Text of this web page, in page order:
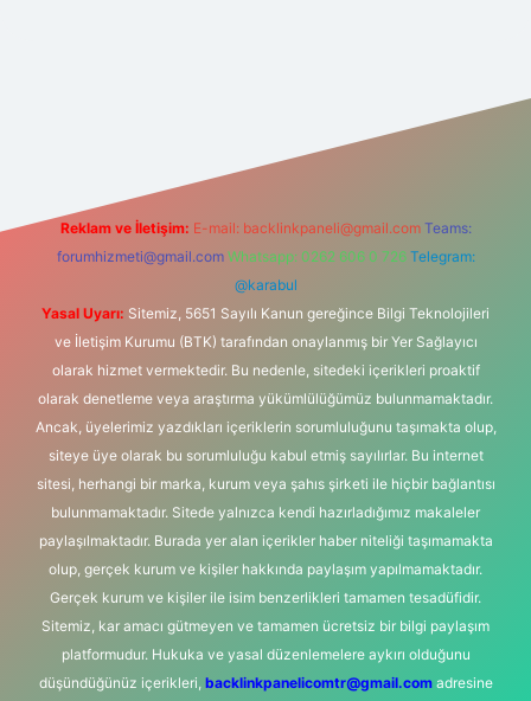
Reklam ve İletişim: E-mail: backlinkpaneli@gmail.com Teams:
forumhizmeti@gmail.com Whatsapp: 0262 606 0 726 Telegram:
@karabul
Yasal Uyarı: Sitemiz, 5651 Sayılı Kanun gereğince Bilgi Teknolojileri
ve İletişim Kurumu (BTK) tarafından onaylanmış bir Yer Sağlayıcı
olarak hizmet vermektedir. Bu nedenle, sitedeki içerikleri proaktif
olarak denetleme veya araştırma yükümlülüğümüz bulunmamaktadır.
Ancak, üyelerimiz yazdıkları içeriklerin sorumluluğunu taşımakta olup,
siteye üye olarak bu sorumluluğu kabul etmiş sayılırlar. Bu internet
sitesi, herhangi bir marka, kurum veya şahıs şirketi ile hiçbir bağlantısı
bulunmamaktadır. Sitede yalnızca kendi hazırladığımız makaleler
paylaşılmaktadır. Burada yer alan içerikler haber niteliği taşımamakta
olup, gerçek kurum ve kişiler hakkında paylaşım yapılmamaktadır.
Gerçek kurum ve kişiler ile isim benzerlikleri tamamen tesadüfidir.
Sitemiz, kar amacı gütmeyen ve tamamen ücretsiz bir bilgi paylaşım
platformudur. Hukuka ve yasal düzenlemelere aykırı olduğunu
düşündüğünüz içerikleri, backlinkpanelicomtr@gmail.comadresine